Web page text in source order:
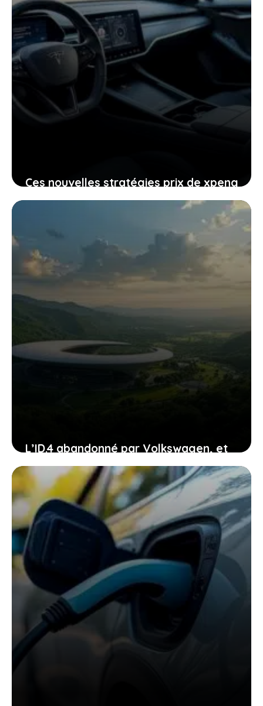
Ces nouvelles stratégies prix de xpeng
contre le modèle y de tesla
L’ID.4 abandonné par Volkswagen, et
si c’était le début d’une nouvelle ère
pour vous ?
24 janvier 2026